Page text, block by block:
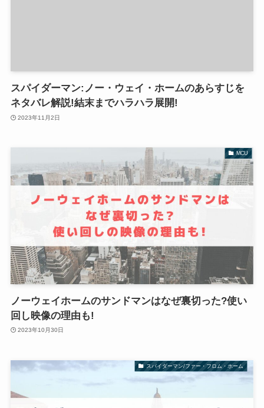
スパイダーマン:ノー・ウェイ・ホームのあらすじを
ネタバレ解説!結末までハラハラ展開!
2023年11月2日
MCU
ノーウェイホームのサンドマンはなぜ裏切った?使い
回し映像の理由も!
2023年10月30日
スパイダーマン/ファー・フロム・ホーム